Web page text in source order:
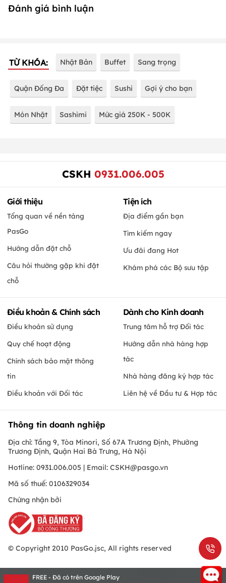
Đánh giá bình luận
TỪ KHÓA: Nhật Bản Buffet Sang trọng
Quận Đống Đa Đặt tiệc Sushi Gợi ý cho bạn
Món Nhật Sashimi Mức giá 250K - 500K
CSKH 0931.006.005
Giới thiệu
Tổng quan về nền tảng
PasGo
Hướng dẫn đặt chỗ
Câu hỏi thường gặp khi đặt
chỗ
Tiện ích
Địa điểm gần bạn
Tìm kiếm ngay
Ưu đãi đang Hot
Khám phá các Bộ sưu tập
Điều khoản & Chính sách
Điều khoản sử dụng
Quy chế hoạt động
Chính sách bảo mật thông
tin
Điều khoản với Đối tác
Dành cho Kinh doanh
Trung tâm hỗ trợ Đối tác
Hướng dẫn nhà hàng hợp
tác
Nhà hàng đăng ký hợp tác
Liên hệ về Đầu tư & Hợp tác
Thông tin doanh nghiệp
Địa chỉ: Tầng 9, Tòa Minori, Số 67A Trương Định, Phường
Trương Định, Quận Hai Bà Trưng, Hà Nội
Hotline: 0931.006.005 | Email: CSKH@pasgo.vn
Mã số thuế: 0106329034
Chứng nhận bởi
© Copyright 2010 PasGo.jsc, All rights reserved
FREE - Đã có trên Google Play